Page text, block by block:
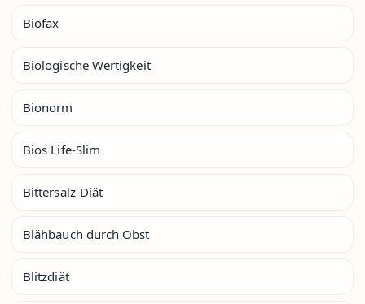
Biofax
Biologische Wertigkeit
Bionorm
Bios Life-Slim
Bittersalz-Diät
Blähbauch durch Obst
Blitzdiät